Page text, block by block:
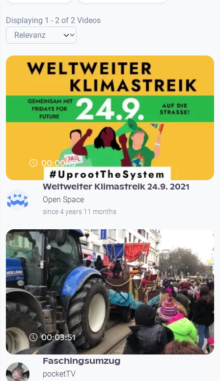
Displaying 1 - 2 of 2 Videos
00:00:15
Weltweiter Klimastreik 24.9. 2021
Open Space
since 4 years 11 months
00:03:51
Faschingsumzug
pocketTV